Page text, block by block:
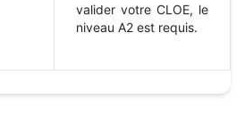
valider votre CLOE, le
niveau A2 est requis.